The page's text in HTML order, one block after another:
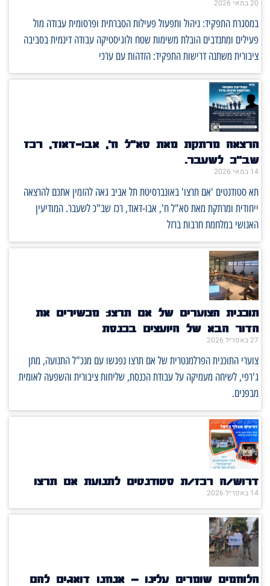
20 במאי 2026
במסגרת התפקיד: ניהול ותפעול פעילות הסברתית ופרסומית עבודה מול
פעילים ומתנדבים הובלת משימות שטח ולוגיסטיקה עבודה דינמית בסביבה
ציבורית משתנה דרישות התפקיד: הזדהות עם ערכי
הרצאה מרתקת מאת סא"ל ח', אבו-דאוד, רכז
שב"כ לשעבר.
14 במאי 2026
תא סטודנטים 'אם תרצו' באונברסיטת תל אביב גאה להזמין אתכם להרצאה
ייחודית ומרתקת מאת סא"ל ח', אבו-דאוד, רכז שב"כ לשעבר. המודיעין
האנושי במלחמת חרבות ברזל
תוכנית הצוערים של אם תרצו: מכשירים את
הדור הבא של היועצים בכנסת
27 באפריל 2026
צוערי התוכנית הפרלמנטרית של אם תרצו נפגשו עם מנכ"ל התנועה, מתן
ג'רפי, לשיחה מעמיקה על עבודת הכנסת, שליחות ציבורית והשפעה לאומית
מבפנים.
דרוש/ה רכז/ת סטודנטים לתנועת אם תרצו
14 באפריל 2026
הלוחמים שומרים עלינו – אנחנו דואגים להם